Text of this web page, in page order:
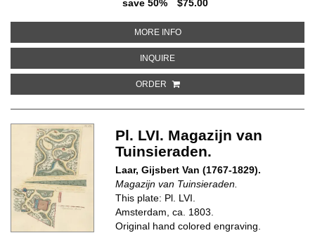
save 50%
$75.00
MORE INFOABOUT PL. XLVII. MAGAZIJN
INQUIREABOUT PL. XLVII. MAGAZIJN VAN
ORDER
Pl. LVI. Magazijn van
Tuinsieraden.
Laar, Gijsbert Van (1767-1829).
Magazijn van Tuinsieraden.
This plate: Pl. LVI.
Amsterdam, ca. 1803.
Original hand colored engraving.